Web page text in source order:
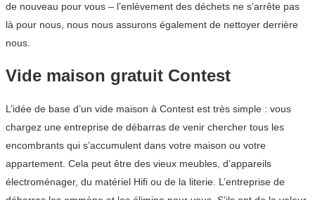
de nouveau pour vous – l’enlèvement des déchets ne s’arrête pas
là pour nous, nous nous assurons également de nettoyer derrière
nous.
Vide maison gratuit Contest
L’idée de base d’un vide maison à Contest est très simple : vous
chargez une entreprise de débarras de venir chercher tous les
encombrants qui s’accumulent dans votre maison ou votre
appartement. Cela peut être des vieux meubles, d’appareils
électroménager, du matériel Hifi ou de la literie. L’entreprise de